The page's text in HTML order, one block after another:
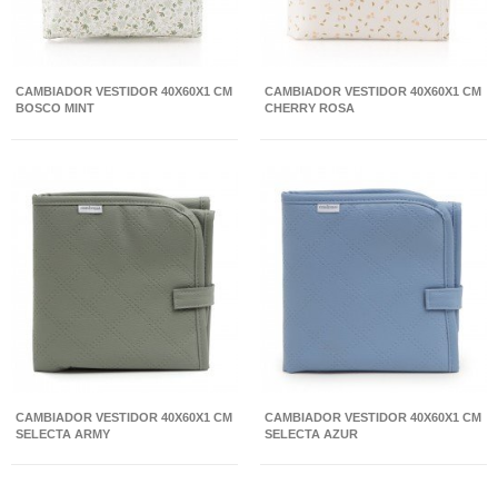
CAMBIADOR VESTIDOR 40X60X1 CM
BOSCO MINT
CAMBIADOR VESTIDOR 40X60X1 CM
CHERRY ROSA
CAMBIADOR VESTIDOR 40X60X1 CM
SELECTA ARMY
CAMBIADOR VESTIDOR 40X60X1 CM
SELECTA AZUR